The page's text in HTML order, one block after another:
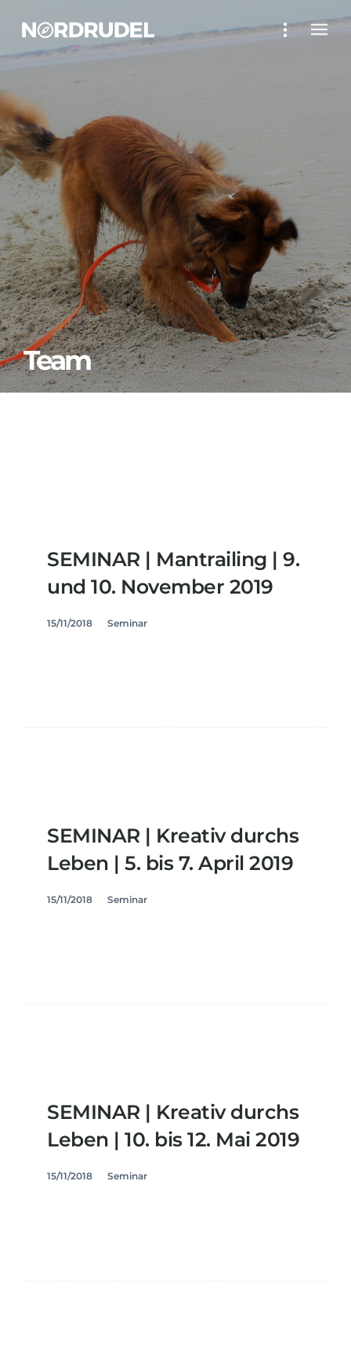
Team
SEMINAR | Mantrailing | 9.
und 10. November 2019
15/11/2018 Seminar
SEMINAR | Kreativ durchs
Leben | 5. bis 7. April 2019
15/11/2018 Seminar
SEMINAR | Kreativ durchs
Leben | 10. bis 12. Mai 2019
15/11/2018 Seminar